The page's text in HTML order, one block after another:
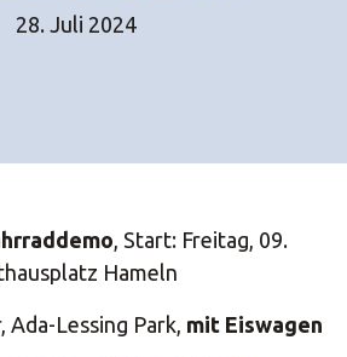
28. Juli 2024
, Start: Freitag, 09.
Hameln
Ada-Lessing Park, mit Eiswagen